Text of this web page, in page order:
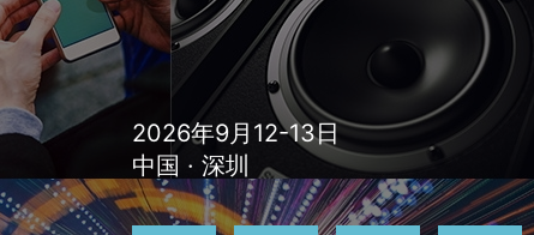
2026年9月12-13日
中国 · 深圳